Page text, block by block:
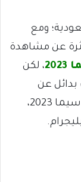
ومع
عن مشاهدة
، لكن
عن
مشاهدة فيلم البطة الصفرا كامل وي سيما 2023،